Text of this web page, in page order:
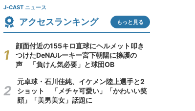
J-CAST ニュース
アクセスランキング もっと見る
顔面付近の155キロ直球にヘルメット叩き
つけたDeNAルーキー宮下朝陽に擁護の
声 「負けん気必要」と球団OB
元卓球・石川佳純、イケメン陸上選手と2
ショット 「メチャ可愛い」「かわいい笑
顔」「美男美女」話題に